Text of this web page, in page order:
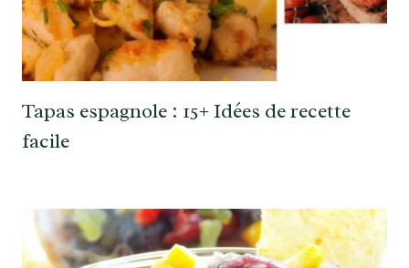
Tapas espagnole : 15+ Idées de recette
facile